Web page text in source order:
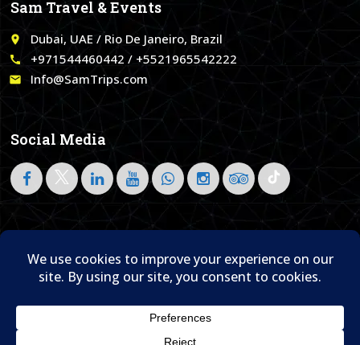
Sam Travel & Events
place Dubai, UAE / Rio De Janeiro, Brazil
call +971544460442 / +5521965542222
email Info@SamTrips.com
Social Media
Follow on LinkedIn